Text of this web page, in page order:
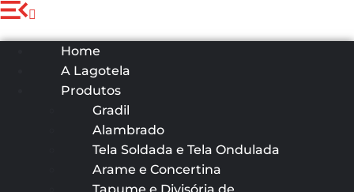
Home
A Lagotela
Produtos
Gradil
Alambrado
Tela Soldada e Tela Ondulada
Arame e Concertina